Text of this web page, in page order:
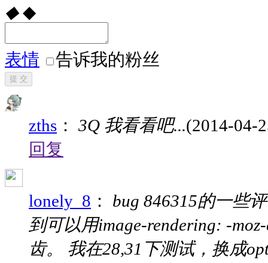
◆ ◆
表情 告诉我的粉丝
提 交
zths ： 3Q 我看看吧...(2014-04-
回复
lonely_8 ：
bug 846315的一些
到可以用image-rendering: -
齿。 我在28,31下测试，换成